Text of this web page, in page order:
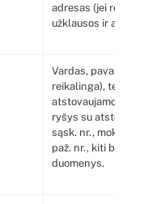
adresas (jei
užklausos ir
Vardas, pavardė,
reikalinga), tel.
atstovaujamo
ryšys su
sąsk. nr.,
paž. nr., kiti
duomenys.